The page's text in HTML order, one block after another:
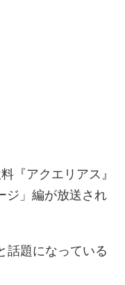
『アクエリアス』
ジ」編が放送され
話題になっている